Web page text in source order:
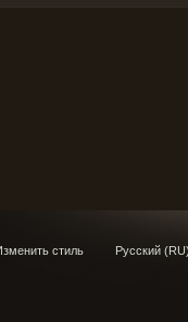
стиль Русский